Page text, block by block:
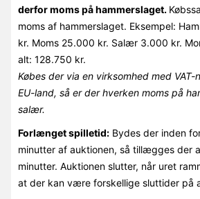
derfor moms på hammerslaget.
moms af hammerslaget. Eksempel:
kr. Moms 25.000 kr. Salær 3.000 kr.
alt: 128.750 kr.
Købes der via en virksomhed med VAT-
EU-land, så er der hverken moms på
salær.
Forlænget spilletid:Bydes der inden
minutter af auktionen, så tillægges der
minutter. Auktionen slutter, når uret
at der kan være forskellige sluttider på